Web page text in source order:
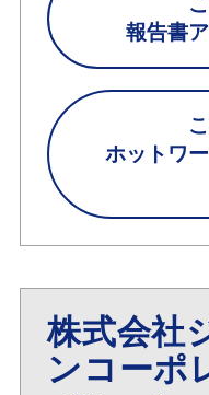
報告書
ホットワ
株式会社
ンコーポ